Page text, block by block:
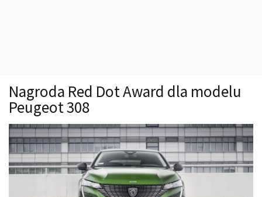
Technika jazdy
Oświetlenie
Kalkulatory
Przelicznik mocy
Auto z niemiec
Nagroda Red Dot Award dla modelu
Peugeot 308